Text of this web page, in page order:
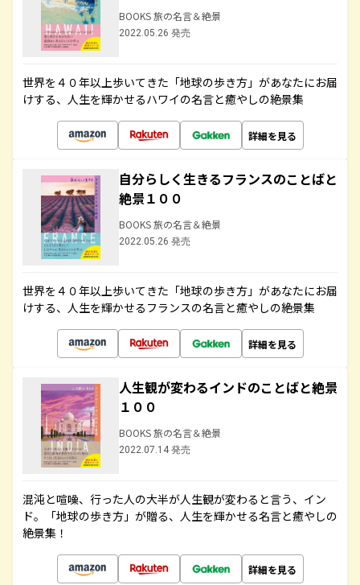
BOOKS 旅の名言＆絶景
2022.05.26 発売
世界を４０年以上歩いてきた「地球の歩き方」があなたにお届
けする、人生を輝かせるハワイの名言と癒やしの絶景集
詳細を見る
自分らしく生きるフランスのことばと
絶景１００
BOOKS 旅の名言＆絶景
2022.05.26 発売
世界を４０年以上歩いてきた「地球の歩き方」があなたにお届
けする、人生を輝かせるフランスの名言と癒やしの絶景集
詳細を見る
人生観が変わるインドのことばと絶景
１００
BOOKS 旅の名言＆絶景
2022.07.14 発売
混沌と喧噪、行った人の大半が人生観が変わると言う、イン
ド。「地球の歩き方」が贈る、人生を輝かせる名言と癒やしの
絶景集！
詳細を見る